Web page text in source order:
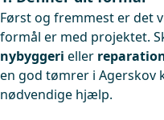
Først og fremmest er det
formål er med projektet.
nybyggeri eller
en god tømrer i Agerskov
nødvendige hjælp.